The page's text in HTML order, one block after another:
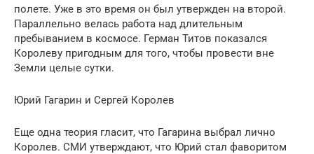
полете. Уже в это время он был утвержден на второй.
Параллельно велась работа над длительным
пребыванием в космосе. Герман Титов показался
Королеву пригодным для того, чтобы провести вне
Земли целые сутки.
Юрий Гагарин и Сергей Королев
Еще одна теория гласит, что Гагарина выбрал лично
Королев. СМИ утверждают, что Юрий стал фаворитом